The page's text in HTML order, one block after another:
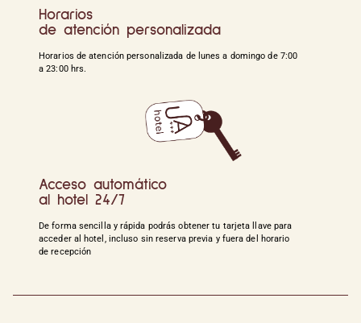
Horarios
de atención personalizada
Horarios de atención personalizada de lunes a domingo de 7:00
a 23:00 hrs.
Acceso automático
al hotel 24/7
De forma sencilla y rápida podrás obtener tu tarjeta llave para
acceder al hotel, incluso sin reserva previa y fuera del horario
de recepción